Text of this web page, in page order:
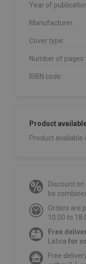
Year of
Manufacturer:
Cover type:
Number of pages:
ISBN code:
Product
Product available
Discount
be
Orders are
10:00 to
Free
Latvia for
Free